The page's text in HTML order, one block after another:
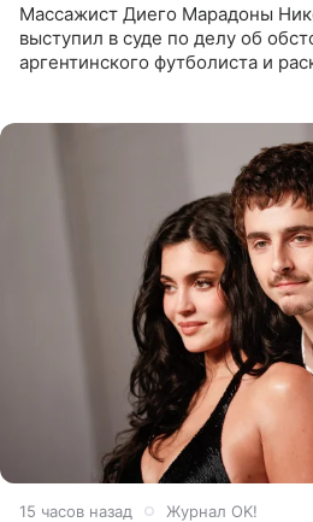
Массажист Диего Марадоны
выступил в суде по делу об
аргентинского футболиста и
15 часов назад Журнал OK!